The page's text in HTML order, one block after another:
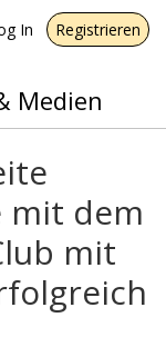
In Registrieren
Medien
mit dem
mit